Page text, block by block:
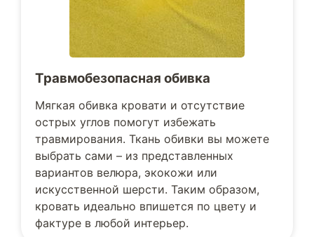
Травмобезопасная обивка
Мягкая обивка кровати и отсутствие
острых углов помогут избежать
травмирования. Ткань обивки вы можете
выбрать сами – из представленных
вариантов велюра, экокожи или
искусственной шерсти. Таким образом,
кровать идеально впишется по цвету и
фактуре в любой интерьер.